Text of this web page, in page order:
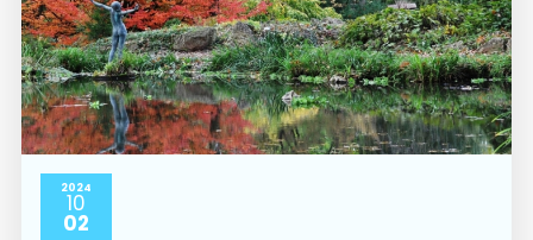
2024
10
02